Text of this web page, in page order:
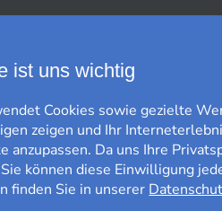
ist uns wichtig
Cookies sowie gezielte
zeigen und Ihr
anzupassen. Da uns Ihre
können diese Einwilligung
finden Sie in unserer